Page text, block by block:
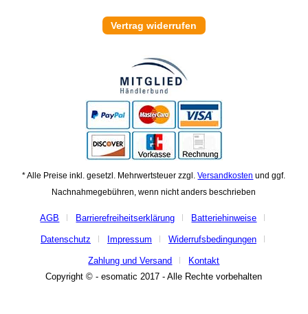
Vertrag widerrufen
* Alle Preise inkl. gesetzl. Mehrwertsteuer zzgl.Versandkosten und ggf.
Nachnahmegebühren, wenn nicht anders beschrieben
AGB Barrierefreiheitserklärung Batteriehinweise
Datenschutz Impressum Widerrufsbedingungen
Zahlung und Versand
Kontakt
Copyright © - esomatic 2017 - Alle Rechte vorbehalten